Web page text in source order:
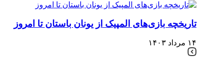
تاریخچه بازی‌های المپیک از یونان باستان تا امروز
۱۴ مرداد ۱۴۰۳